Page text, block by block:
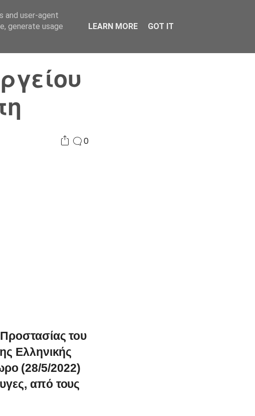
Συνδικαλισμός Σ.Α. Επικοινωνία Κόσμος
0
του
Ελληνικής
(28/5/2022)
από τους
and user-agent
generate usage
LEARN MORE GOT IT